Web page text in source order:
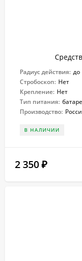
Радиус действия: до
Стробоскоп: Нет
Крепление: Нет
Тип питания:
Производство:
В НАЛИЧИИ
2 350 ₽